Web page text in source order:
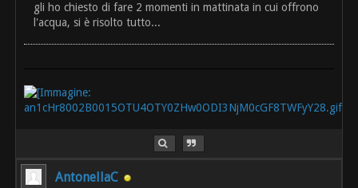
gli ho chiesto di fare 2 momenti in mattinata in cui offrono
l'acqua, si è risolto tutto...
AntonellaC